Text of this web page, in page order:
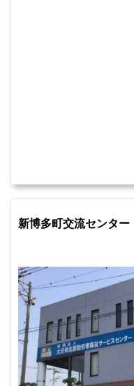
新博多町交流センター